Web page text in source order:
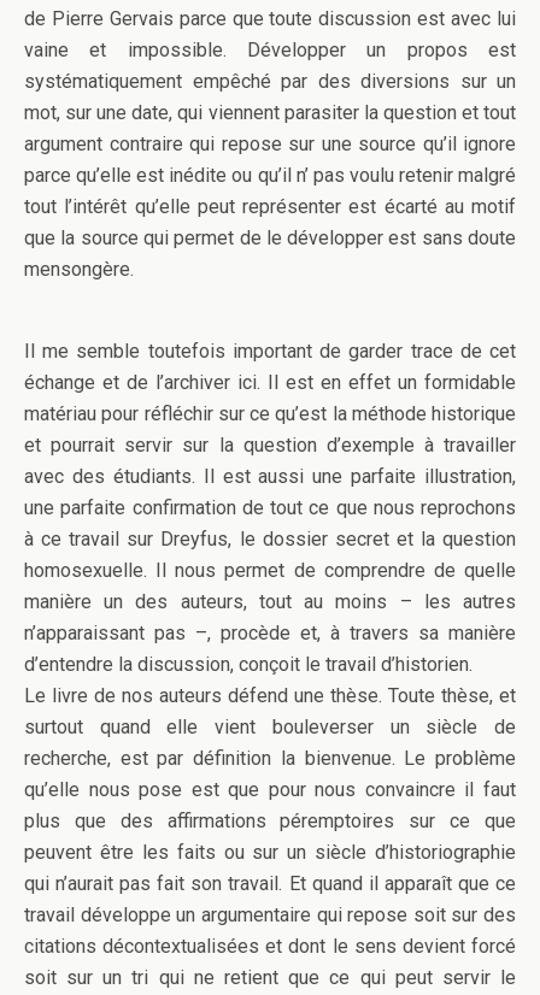
de Pierre Gervais parce que toute discussion est avec lui
vaine et impossible. Développer un propos est
systématiquement empêché par des diversions sur un
mot, sur une date, qui viennent parasiter la question et tout
argument contraire qui repose sur une source qu’il ignore
parce qu’elle est inédite ou qu’il n’ pas voulu retenir malgré
tout l’intérêt qu’elle peut représenter est écarté au motif
que la source qui permet de le développer est sans doute
mensongère.
Il me semble toutefois important de garder trace de cet
échange et de l’archiver ici. Il est en effet un formidable
matériau pour réfléchir sur ce qu’est la méthode historique
et pourrait servir sur la question d’exemple à travailler
avec des étudiants. Il est aussi une parfaite illustration,
une parfaite confirmation de tout ce que nous reprochons
à ce travail sur Dreyfus, le dossier secret et la question
homosexuelle. Il nous permet de comprendre de quelle
manière un des auteurs, tout au moins – les autres
n’apparaissant pas –, procède et, à travers sa manière
d’entendre la discussion, conçoit le travail d’historien.
Le livre de nos auteurs défend une thèse. Toute thèse, et
surtout quand elle vient bouleverser un siècle de
recherche, est par définition la bienvenue. Le problème
qu’elle nous pose est que pour nous convaincre il faut
plus que des affirmations péremptoires sur ce que
peuvent être les faits ou sur un siècle d’historiographie
qui n’aurait pas fait son travail. Et quand il apparaît que ce
travail développe un argumentaire qui repose soit sur des
citations décontextualisées et dont le sens devient forcé
soit sur un tri qui ne retient que ce qui peut servir le